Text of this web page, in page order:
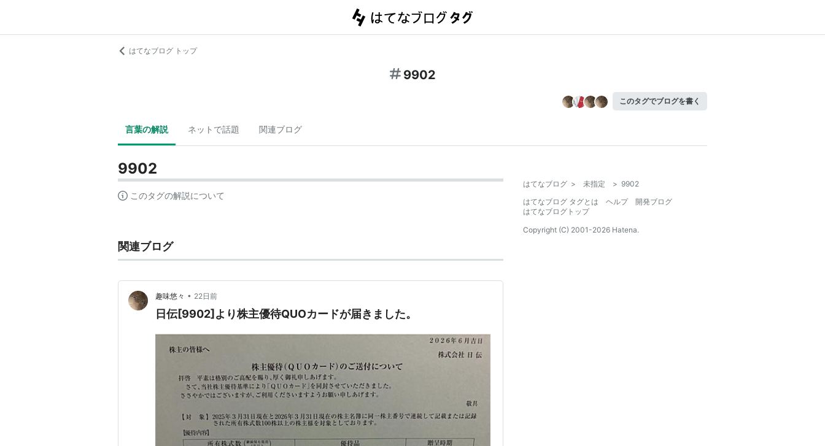
はてなブログ トップ
9902
このタグでブログを書く
言葉の解説 ネットで話題 関連ブログ
9902
このタグの解説について
関連ブログ
趣味悠々 • 22日前
日伝[9902]より株主優待QUOカードが届きました。
はてなブログ > 未指定 > 9902
はてなブログ タグとは
ヘルプ
開発ブログ
はてなブログトップ
Copyright (C) 2001-2026 Hatena.